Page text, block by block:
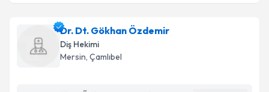
Dr. Öğr. Üyesi Taner Akçaiçin randevu takvimi talebi
oluşturun. Size bu uzmandan randevu almanız için bir
takvim hazırlandığında e-posta ile bilgilendireceğiz.
Dr. Dt. Gökhan Özdemir
Diş Hekimi
Mersin, Çamlıbel